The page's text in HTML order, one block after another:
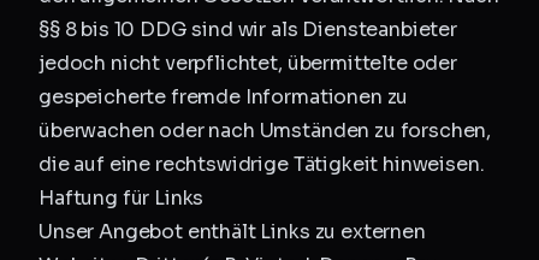
§§ 8 bis 10 DDG sind wir als Diensteanbieter
jedoch nicht verpflichtet, übermittelte oder
gespeicherte fremde Informationen zu
überwachen oder nach Umständen zu forschen,
die auf eine rechtswidrige Tätigkeit hinweisen.
Haftung für Links
Unser Angebot enthält Links zu externen